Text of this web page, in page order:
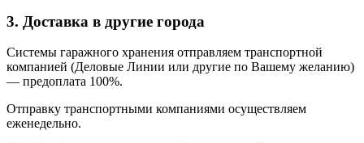
3. Доставка в другие города
Системы гаражного хранения отправляем транспортной
компанией (Деловые Линии или другие по Вашему желанию)
— предоплата 100%.
Отправку транспортными компаниями осуществляем
еженедельно.